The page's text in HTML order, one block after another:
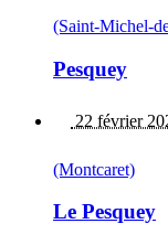
(Saint-Michel-
Pesquey
22 février
(Montcaret)
Le Pesquey